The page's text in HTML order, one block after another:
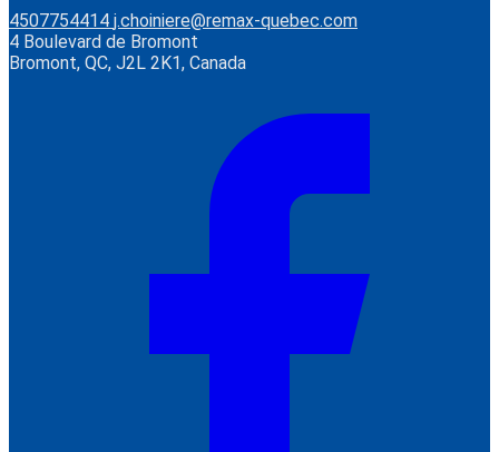
4507754414 j.choiniere@remax-quebec.com
4 Boulevard de Bromont
Bromont, QC, J2L 2K1, Canada